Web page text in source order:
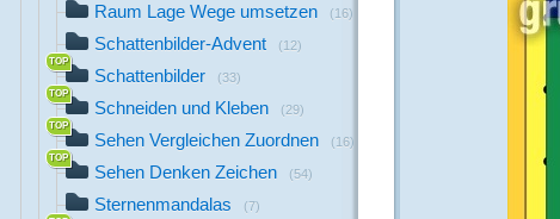
Raum Lage Wege umsetzen (16)
Schattenbilder-Advent (12)
Schattenbilder (33)
Schneiden und Kleben (29)
Sehen Vergleichen Zuordnen (16)
Sehen Denken Zeichen (54)
Sternenmandalas (7)